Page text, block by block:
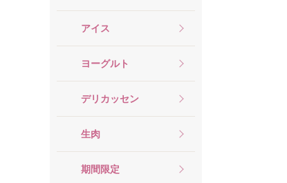
アイス
ヨーグルト
デリカッセン
生肉
期間限定